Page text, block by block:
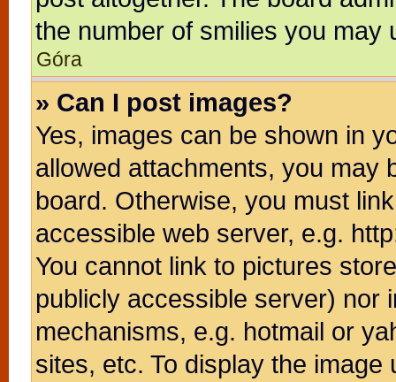
the number of smilies you may
Góra
» Can I post images?
Yes, images can be shown in
allowed attachments, you may
board. Otherwise, you must
accessible web server, e.g.
You cannot link to pictures
publicly accessible server) nor
mechanisms, e.g. hotmail or
sites, etc. To display the